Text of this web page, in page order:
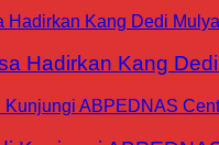
Hadirkan Kang